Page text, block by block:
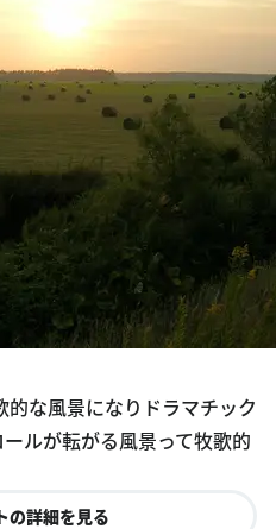
な風景になりドラマチック
ルが転がる風景って牧歌的
の詳細を見る